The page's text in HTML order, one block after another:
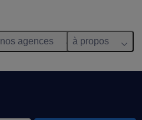
nos agences à propos